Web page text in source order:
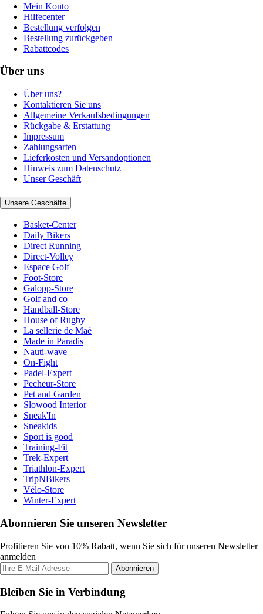
Mein Konto
Hilfecenter
Bestellung verfolgen
Bestellung zurückgeben
Rabattcodes
Über uns
Über uns?
Kontaktieren Sie uns
Allgemeine Verkaufsbedingungen
Rückgabe & Erstattung
Impressum
Zahlungsarten
Lieferkosten und Versandoptionen
Hinweis zum Datenschutz
Unser Geschäft
Unsere Geschäfte
Basket-Center
Daily Bikers
Direct Running
Direct-Volley
Espace Golf
Foot-Store
Galopp-Store
Golf and co
Handball-Store
House of Rugby
La sellerie de Maé
Made in Paradis
Nauti-wave
On-Fight
Padel-Expert
Pecheur-Store
Pet and Garden
Slowood Interior
Sneak'In
Sneakids
Sport is good
Training-Fit
Trek-Expert
Triathlon-Expert
TripNBikers
Vélo-Store
Winter-Expert
Abonnieren Sie unseren Newsletter
Profitieren Sie von 10% Rabatt, wenn Sie sich für unseren Newsletter
anmelden
Abonnieren
Bleiben Sie in Verbindung